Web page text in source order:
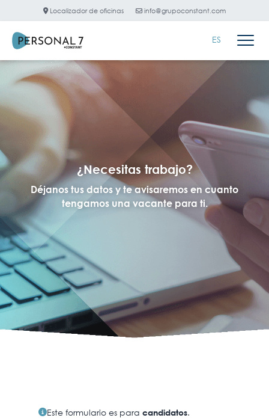
Localizador de oficinas info@grupoconstant.com
ES
¿Necesitas trabajo?
Déjanos tus datos y te avisaremos en cuanto
tengamos una vacante para ti.
Este formulario es para candidatos.